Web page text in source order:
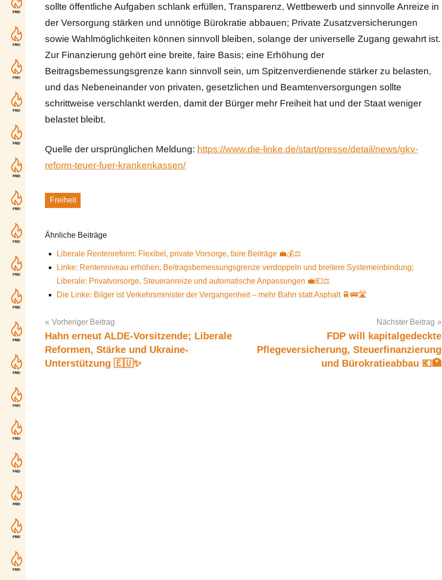
sollte öffentliche Aufgaben schlank erfüllen, Transparenz, Wettbewerb und sinnvolle Anreize in
der Versorgung stärken und unnötige Bürokratie abbauen; Private Zusatzversicherungen
sowie Wahlmöglichkeiten können sinnvoll bleiben, solange der universelle Zugang gewahrt ist.
Zur Finanzierung gehört eine breite, faire Basis; eine Erhöhung der
Beitragsbemessungsgrenze kann sinnvoll sein, um Spitzenverdienende stärker zu belasten,
und das Nebeneinander von privaten, gesetzlichen und Beamtenversorgungen sollte
schrittweise verschlankt werden, damit der Bürger mehr Freiheit hat und der Staat weniger
belastet bleibt.
Quelle der ursprünglichen Meldung: https://www.die-linke.de/start/presse/detail/news/gkv-
reform-teuer-fuer-krankenkassen/
Schlagworte
Freiheit
Ähnliche Beiträge
Liberale Rentenreform: Flexibel, private Vorsorge, faire Beiträge 💼💰⚖️
Linke: Rentenniveau erhöhen, Beitragsbemessungsgrenze verdoppeln und breitere Systemeinbindung;
Liberale: Privatvorsorge, Steueranreize und automatische Anpassungen 💼💶⚖️
Die Linke: Bilger ist Verkehrsminister der Vergangenheit – mehr Bahn statt Asphalt 🚆🚌🛣️
Post
navigation
Vorheriger Beitrag
Hahn erneut ALDE-Vorsitzende; Liberale
Reformen, Stärke und Ukraine-
Unterstützung 🇪🇺✨
Nächster Beitrag
FDP will kapitalgedeckte
Pflegeversicherung, Steuerfinanzierung
und Bürokratieabbau 💶🏥